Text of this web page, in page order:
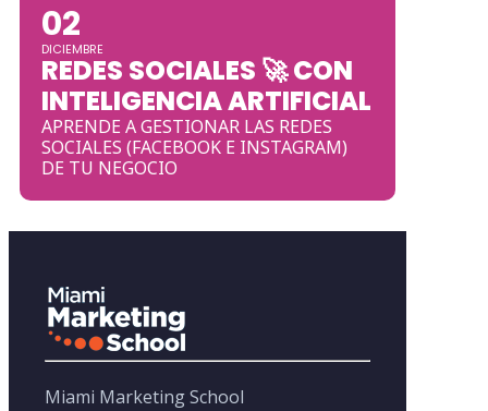
02
DICIEMBRE
REDES SOCIALES 🚀 CON
INTELIGENCIA ARTIFICIAL
APRENDE A GESTIONAR LAS REDES
SOCIALES (FACEBOOK E INSTAGRAM)
DE TU NEGOCIO
Miami Marketing School